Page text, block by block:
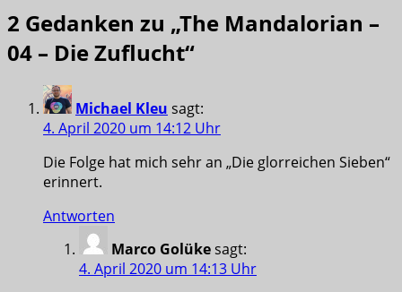
2 Gedanken zu „The Mandalorian –
04 – Die Zuflucht“
Michael Kleu sagt:
4. April 2020 um 14:12 Uhr
Die Folge hat mich sehr an „Die glorreichen Sieben“
erinnert.
Antworten
Marco Golükesagt:
4. April 2020 um 14:13 Uhr